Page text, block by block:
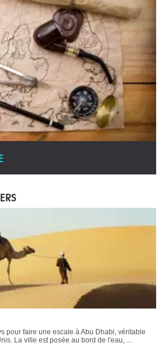
pour faire une escale à Abu Dhabi, véritable
La ville est posée au bord de l'eau, ...